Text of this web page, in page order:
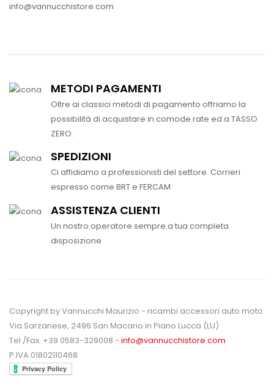
info@vannucchistore.com
METODI PAGAMENTI
Oltre ai classici metodi di pagamento offriamo la
possibilità di acquistare in comode rate ed a TASSO
ZERO.
SPEDIZIONI
Ci affidiamo a professionisti del settore. Corrieri
espresso come BRT e FERCAM
ASSISTENZA CLIENTI
Un nostro operatore sempre a tua completa
disposizione
Copyright by Vannucchi Maurizio - ricambi accessori auto moto
Via Sarzanese, 2496 San Macario in Piano Lucca (LU)
Tel./Fax. +39 0583-329008 - info@vannucchistore.com
P.IVA 01802110468